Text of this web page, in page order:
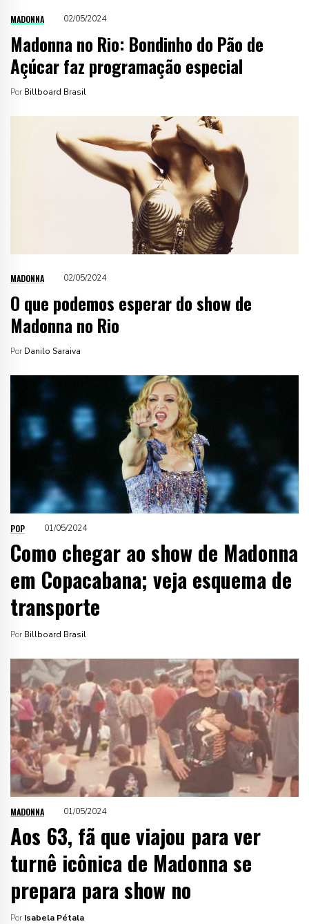
MADONNA 02/05/2024
Madonna no Rio: Bondinho do Pão de
Açúcar faz programação especial
Por Billboard Brasil
MADONNA 02/05/2024
O que podemos esperar do show de
Madonna no Rio
Por Danilo Saraiva
POP 01/05/2024
Como chegar ao show de Madonna
em Copacabana; veja esquema de
transporte
Por Billboard Brasil
MADONNA 01/05/2024
Aos 63, fã que viajou para ver
turnê icônica de Madonna se
prepara para show no
Por Isabela Pétala